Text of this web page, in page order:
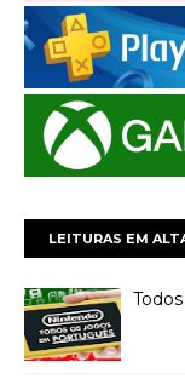
LEITURAS EM